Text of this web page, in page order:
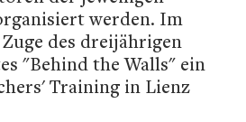
werden. Im
des dreijährigen
"Behind the Walls" ein
Training in Lienz